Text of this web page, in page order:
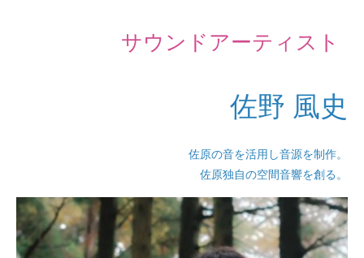
サウンドアーティスト
佐野 風史
佐原の音を活用し音源を制作。
佐原独自の空間音響を創る。